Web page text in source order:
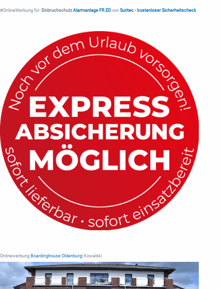
#OnlineWerbung für Einbruchschutz Alarmanlage FR.ED von Suritec • kostenloser Sicherheitscheck
Onlinewerbung Boardinghouse Oldenburg | Kowalski